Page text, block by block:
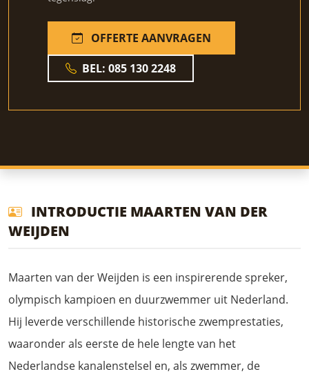
OFFERTE AANVRAGEN
BEL: 085 130 2248
INTRODUCTIE MAARTEN VAN DER
WEIJDEN
Maarten van der Weijden is een inspirerende spreker,
olympisch kampioen en duurzwemmer uit Nederland.
Hij leverde verschillende historische zwemprestaties,
waaronder als eerste de hele lengte van het
Nederlandse kanalenstelsel en, als zwemmer, de